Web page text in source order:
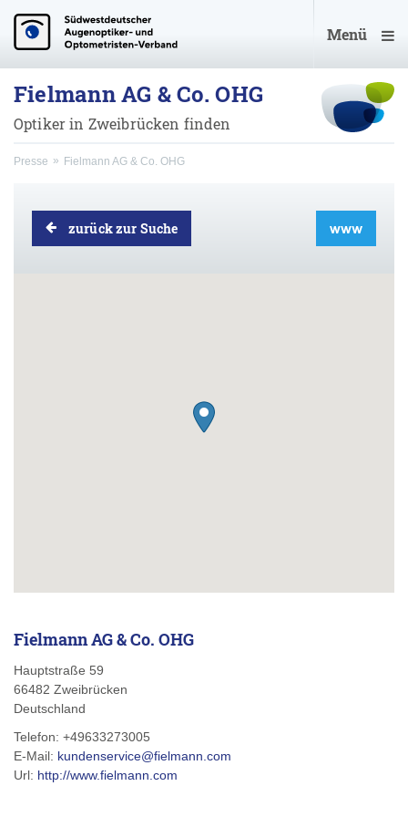
Menü
Fielmann AG & Co. OHG
Optiker in Zweibrücken finden
Presse Fielmann AG & Co. OHG
zurück zur Suche
Fielmann AG & Co. OHG
Hauptstraße 59
66482 Zweibrücken
Deutschland
Telefon: +49633273005
E-Mail: kundenservice@fielmann.com
Url: http://www.fielmann.com